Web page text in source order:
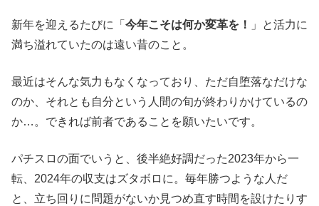
新年を迎えるたびに「 今年こそは何か変革を！
」と活力に
満ち溢れていたのは遠い昔のこと。
最近はそんな気力もなくなっており、ただ自堕落なだけな
のか、それとも自分という人間の旬が終わりかけているの
か…。できれば前者であることを願いたいです。
パチスロの面でいうと、後半絶好調だった2023年から一
転、2024年の収支はズタボロに。毎年勝つような人だ
と、立ち回りに問題がないか見つめ直す時間を設けたりす